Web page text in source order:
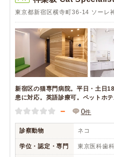
東京都新宿区横寺町36-14 ソーレ
新宿区の猫専門病院。平日・土日
患に対応。英語診療可。ペットホテ
－ 0件
診察動物 ネコ
学位・認定・専門 東京医科歯